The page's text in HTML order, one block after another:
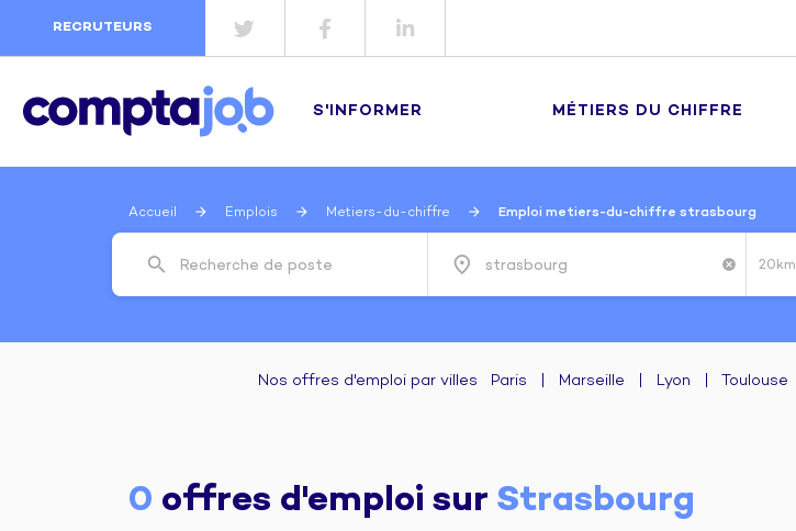
RECRUTEURS
S'INFORMER MÉTIERS DU CHIFFRE
Accueil Emplois Metiers-du-chiffre Emploi metiers-du-chiffre strasbourg
Recherche de poste
search place cancel 20km
Nos offres d'emploi par villes Paris Marseille Lyon Toulouse
0 offres d'emploi sur Strasbourg